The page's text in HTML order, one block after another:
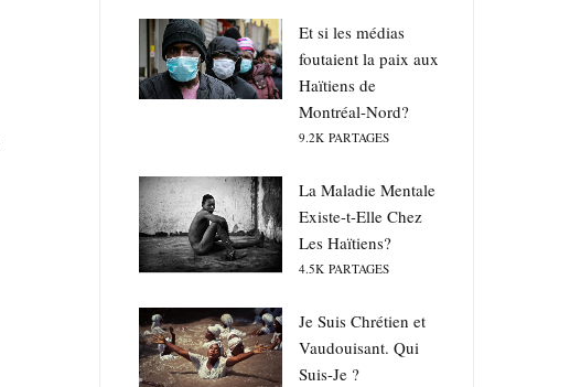
Et si les médias
foutaient la paix aux
Haïtiens de
Montréal-Nord?
9.2K PARTAGES
La Maladie Mentale
Existe-t-Elle Chez
Les Haïtiens?
4.5K PARTAGES
Je Suis Chrétien et
Vaudouisant. Qui
Suis-Je ?